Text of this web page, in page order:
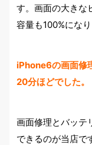
す。画面の大きな
容量も100%になり
iPhone6の画面修
20分ほどでした。
画面修理とバッテ
できるのが当店で